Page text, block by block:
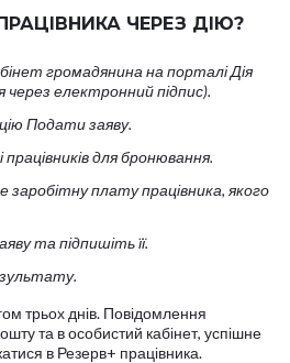
ЧЕРЕЗ ДІЮ?
громадянина на порталі Дія
через електронний підпис).
Подати заяву.
працівників для бронювання.
заробітну плату працівника, якого
та підпишіть її.
трьох днів. Повідомлення
та в особистий кабінет, успішне
в Резерв+ працівника.